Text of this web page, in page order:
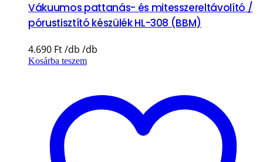
Vákuumos pattanás- és mitesszereltávolító /
pórustisztító készülék HL-308 (BBM)
4.690 Ft
Kosárba teszem